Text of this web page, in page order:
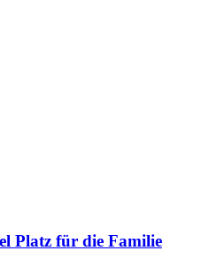
Platz für die Familie